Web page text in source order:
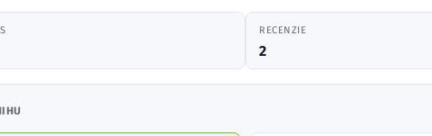
RECENZIE
2